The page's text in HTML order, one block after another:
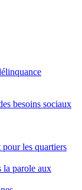
besoins sociaux
les quartiers
la parole aux